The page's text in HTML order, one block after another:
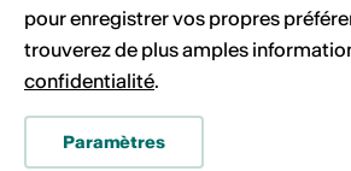
pour enregistrer vos propres
trouverez de plus amples
confidentialité.
Paramètres